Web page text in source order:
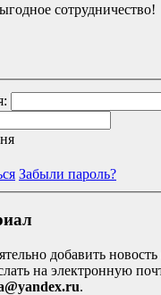
сотрудничество!
Забыли пароль?
добавить новость
на электронную
.